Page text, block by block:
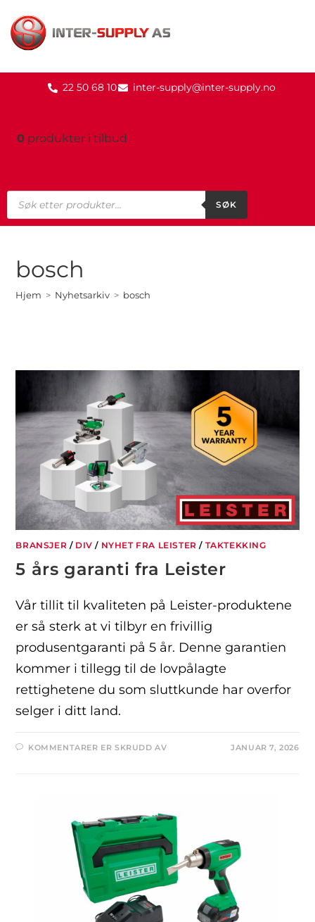
22 50 68 10 inter-supply@inter-supply.no
0 produkter i tilbud
SØK
bosch
Hjem > Nyhetsarkiv > bosch
BRANSJER / DIV / NYHET FRA LEISTER / TAKTEKKING
5 års garanti fra Leister
Vår tillit til kvaliteten på Leister-produktene
er så sterk at vi tilbyr en frivillig
produsentgaranti på 5 år. Denne garantien
kommer i tillegg til de lovpålagte
rettighetene du som sluttkunde har overfor
selger i ditt land.
KOMMENTARER ER SKRUDD AV JANUAR 7, 2026